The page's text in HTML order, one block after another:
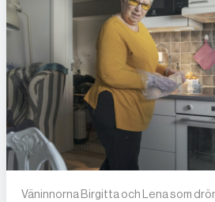
Väninnorna Birgitta och Lena som